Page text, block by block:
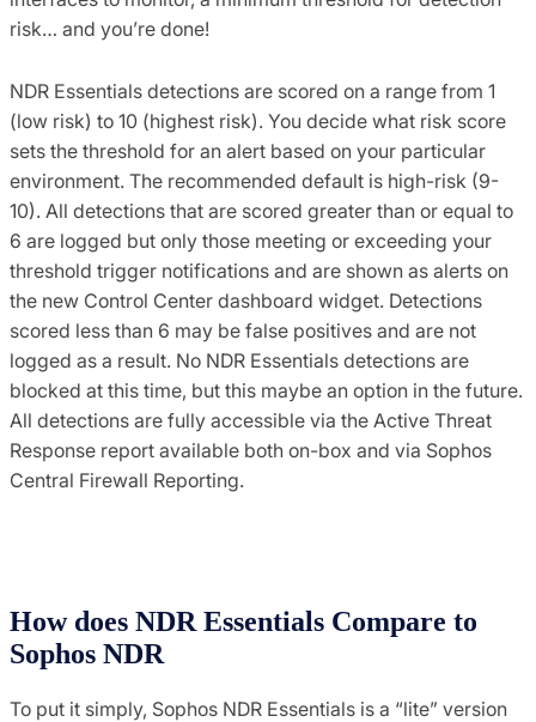
risk… and you’re done!
NDR Essentials detections are scored on a range from 1
(low risk) to 10 (highest risk). You decide what risk score
sets the threshold for an alert based on your particular
environment. The recommended default is high-risk (9-
10). All detections that are scored greater than or equal to
6 are logged but only those meeting or exceeding your
threshold trigger notifications and are shown as alerts on
the new Control Center dashboard widget. Detections
scored less than 6 may be false positives and are not
logged as a result. No NDR Essentials detections are
blocked at this time, but this maybe an option in the future.
All detections are fully accessible via the Active Threat
Response report available both on-box and via Sophos
Central Firewall Reporting.
How does NDR Essentials Compare to
Sophos NDR
To put it simply, Sophos NDR Essentials is a “lite” version